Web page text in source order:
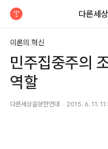
다른세
이론의 혁신
민주집중주의
역할
다른세상을향한연대 2015. 6. 11.